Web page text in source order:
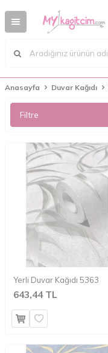
Anasayfa Duvar Kağıdı
Filtre
Yerli Duvar Kağıdı 5363
643,44 TL